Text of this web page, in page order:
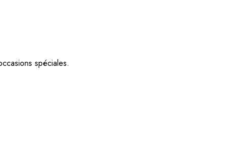
spéciales.